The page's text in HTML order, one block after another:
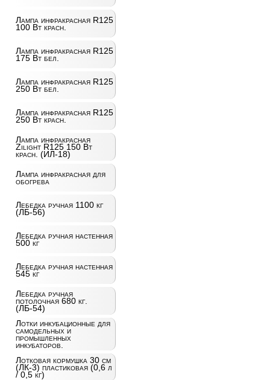
Лампа инфракрасная R125
100 Вт красн.
Лампа инфракрасная R125
175 Вт бел.
Лампа инфракрасная R125
250 Вт бел.
Лампа инфракрасная R125
250 Вт красн.
Лампа инфракрасная
Zilight R125 150 Вт
красн. (ИЛ-18)
Лампа инфракрасная для
обогрева
Лебедка ручная 1100 кг
(ЛБ-56)
Лебедка ручная настенная
500 кг
Лебедка ручная настенная
545 кг
Лебедка ручная
потолочная 680 кг.
(ЛБ-54)
Лотки инкубационные для
самодельных и
промышленных
инкубаторов.
Лотковая кормушка 30 см
(ЛК-3) пластиковая (0,6 л
/ 0,5 кг)